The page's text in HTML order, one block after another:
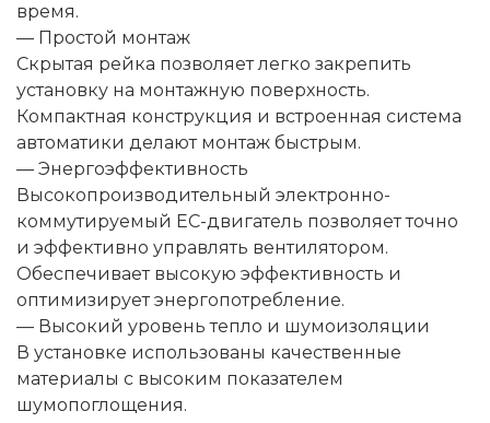
время.
— Простой монтаж
Скрытая рейка позволяет легко закрепить
установку на монтажную поверхность.
Компактная конструкция и встроенная система
автоматики делают монтаж быстрым.
— Энергоэффективность
Высокопроизводительный электронно-
коммутируемый ЕС-двигатель позволяет точно
и эффективно управлять вентилятором.
Обеспечивает высокую эффективность и
оптимизирует энергопотребление.
— Высокий уровень тепло и шумоизоляции
В установке использованы качественные
материалы с высоким показателем
шумопоглощения.